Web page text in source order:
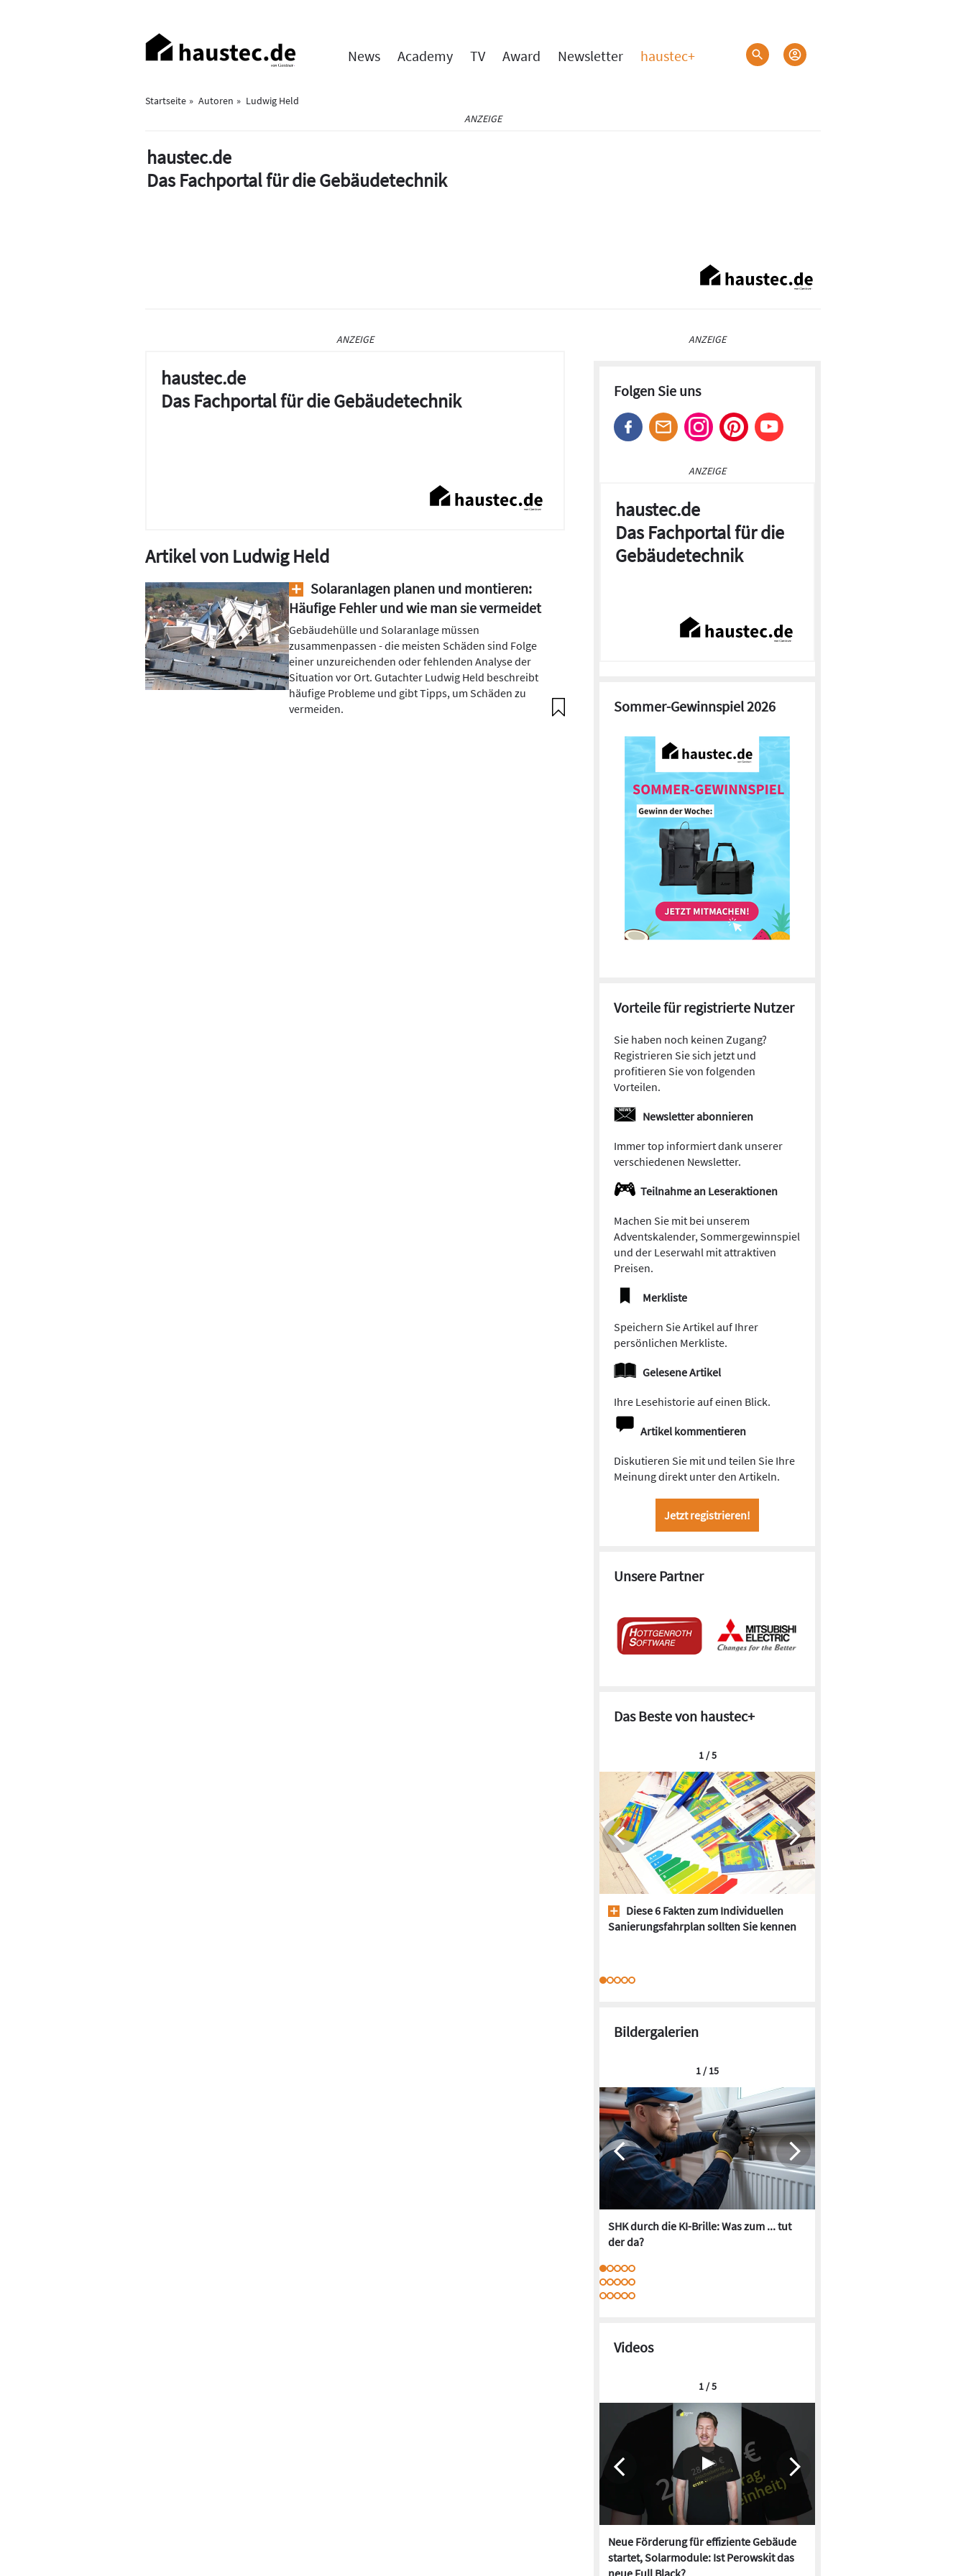
Haupt-
Navigation
News Academy TV Award Newsletter haustec+
Startseite Autoren
Ludwig Held
ANZEIGE
haustec.de
Das Fachportal für die Gebäudetechnik
ANZEIGE
haustec.de
Das Fachportal für die Gebäudetechnik
Artikel von Ludwig Held
Solaranlagen planen und montieren:
Häufige Fehler und wie man sie vermeidet
Gebäudehülle und Solaranlage müssen
zusammenpassen - die meisten Schäden sind Folge
einer unzureichenden oder fehlenden Analyse der
Situation vor Ort. Gutachter Ludwig Held beschreibt
häufige Probleme und gibt Tipps, um Schäden zu
vermeiden.
ANZEIGE
Folgen Sie uns
ANZEIGE
haustec.de
Das Fachportal für die
Gebäudetechnik
Sommer-Gewinnspiel 2026
Vorteile für registrierte Nutzer
Sie haben noch keinen Zugang?
Registrieren Sie sich jetzt und
profitieren Sie von folgenden
Vorteilen.
Newsletter abonnieren
Immer top informiert dank unserer
verschiedenen Newsletter.
Teilnahme an Leseraktionen
Machen Sie mit bei unserem
Adventskalender, Sommergewinnspiel
und der Leserwahl mit attraktiven
Preisen.
Merkliste
Speichern Sie Artikel auf Ihrer
persönlichen Merkliste.
Gelesene Artikel
Ihre Lesehistorie auf einen Blick.
Artikel kommentieren
Diskutieren Sie mit und teilen Sie Ihre
Meinung direkt unter den Artikeln.
Jetzt registrieren!
Unsere Partner
Das Beste von haustec+
Diese 6 Fakten zum Individuellen
Sanierungsfahrplan sollten Sie kennen
1 / 5
Bildergalerien
SHK durch die KI-Brille: Was zum ... tut
der da?
1 / 15
Videos
Neue Förderung für effiziente Gebäude
startet, Solarmodule: Ist Perowskit das
1 / 5